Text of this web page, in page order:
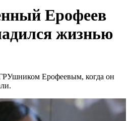
Ерофеев
жизнью
Ерофеевым, когда он